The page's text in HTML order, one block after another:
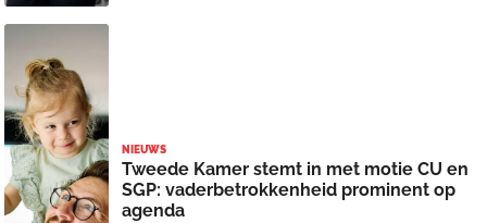
NIEUWS
Tweede Kamer stemt in met motie CU en
SGP: vaderbetrokkenheid prominent op
agenda